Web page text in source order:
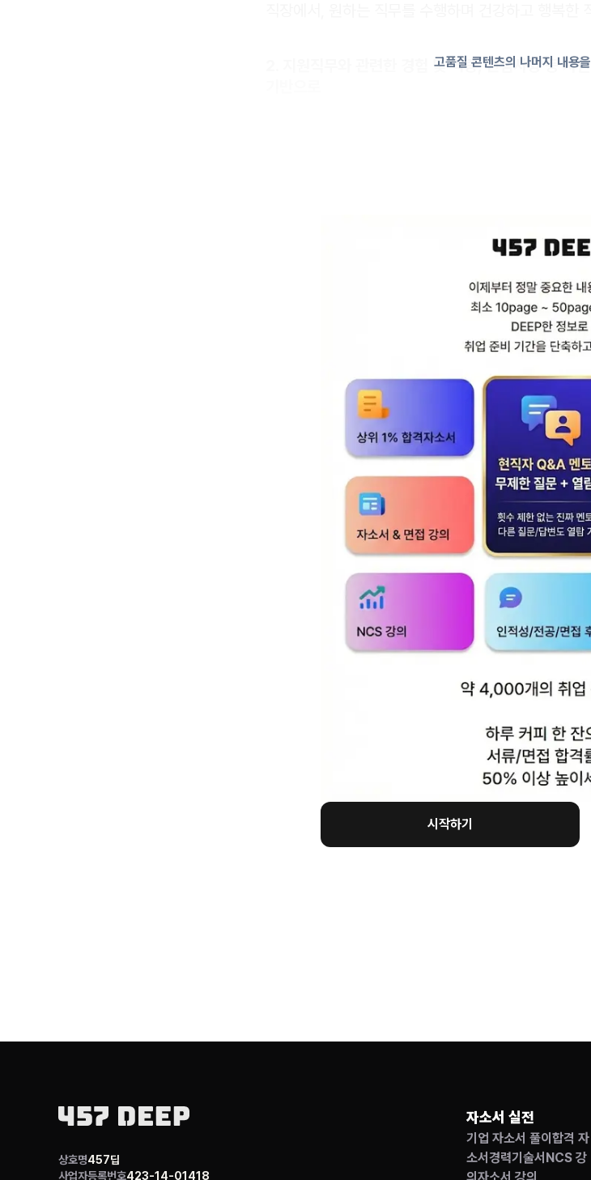
2. 지원직무와 관련한 경험 및 역량, 관심사항 등 자
고품질 콘텐츠의 나머지 내용
시작하기
상호명457딥
사업자등록번호423-14-01418
자소서 실전
기업 자소서 풀이 합격 자
소서 경력기술서 NCS 강
의 자소서 강의